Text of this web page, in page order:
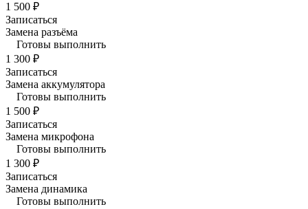
1 500 ₽
Записаться
Замена разъёма
Готовы выполнить
1 300 ₽
Записаться
Замена аккумулятора
Готовы выполнить
1 500 ₽
Записаться
Замена микрофона
Готовы выполнить
1 300 ₽
Записаться
Замена динамика
Готовы выполнить